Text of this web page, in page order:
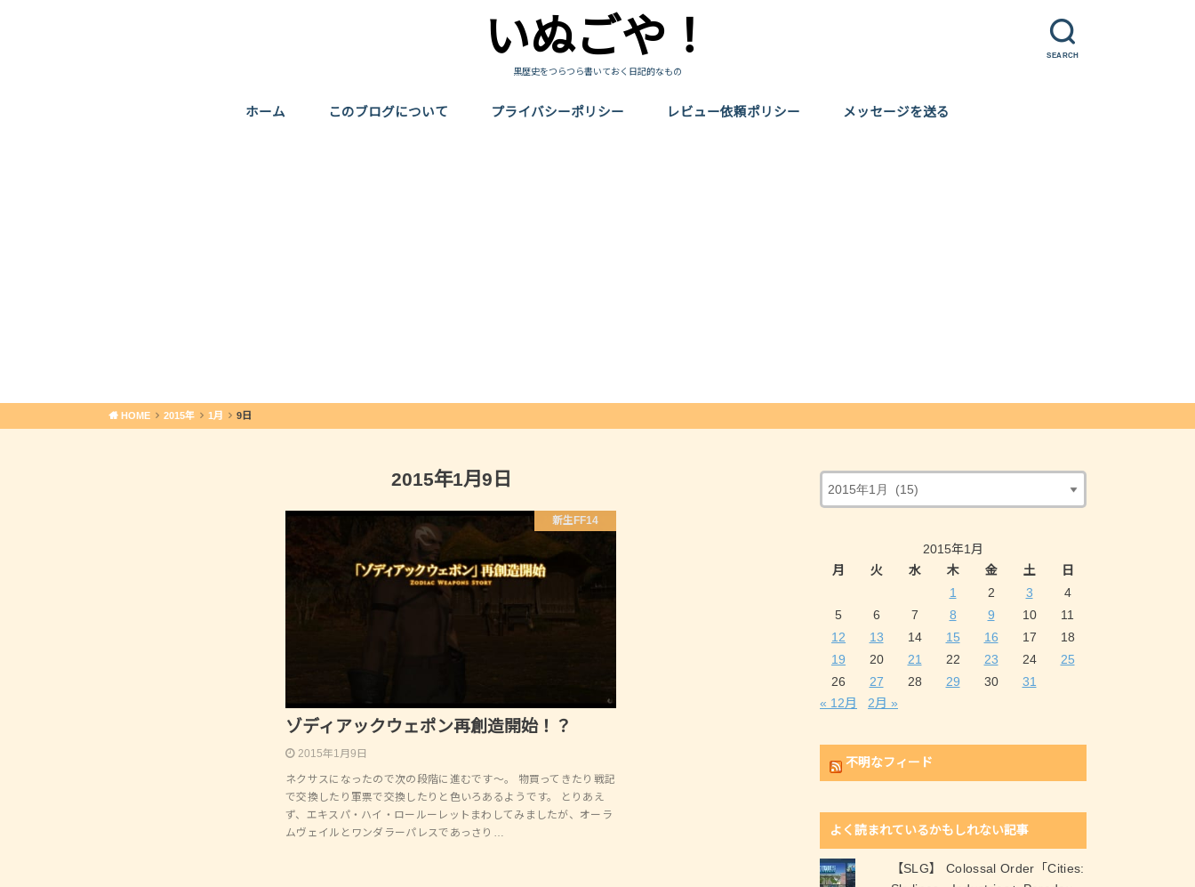
SEARCH
いぬごや！
黒歴史をつらつら書いておく日記的なもの
ホーム このブログについて プライバシーポリシー レビュー依頼ポリシー メッセージを送る
HOME 2015年 1月 9日
2015年1月9日
新生FF14
ゾディアックウェポン再創造開始！？
2015年1月9日
ネクサスになったので次の段階に進むです～。 物買ってきたり戦記
で交換したり軍票で交換したりと色いろあるようです。 とりあえ
ず、エキスパ・ハイ・ロールーレットまわしてみましたが、オーラ
ムヴェイルとワンダラーパレスであっさり…
2015年1月
月
火 水 木 金 土
日
1
2 3
4
5
6 7 8 9 10
11
12
13 14 15 16 17
18
19
20 21 22 23 24
25
26
27 28 29 30
31
« 12月
2月 »
不明なフィード
よく読まれているかもしれない記事
【SLG】 Colossal Order「Cities: